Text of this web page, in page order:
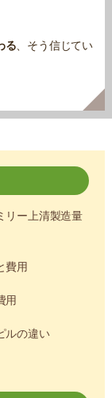
る、そう信じてい
リー上清製造量
費用
用
ルの違い